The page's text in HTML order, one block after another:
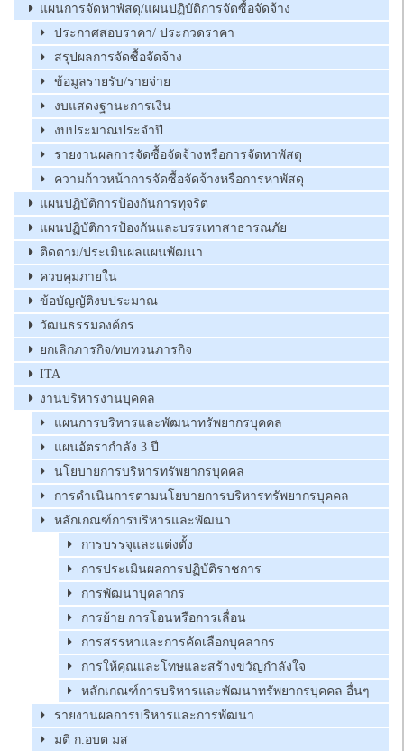
แผนการจัดหาพัสดุ/แผนปฏิบัติการจัดซื้อจัดจ้าง
ประกาศสอบราคา/ ประกวดราคา
สรุปผลการจัดซื้อจัดจ้าง
ข้อมูลรายรับ/รายจ่าย
งบแสดงฐานะการเงิน
งบประมาณประจำปี
รายงานผลการจัดซื้อจัดจ้างหรือการจัดหาพัสดุ
ความก้าวหน้าการจัดซื้อจัดจ้างหรือการหาพัสดุ
แผนปฏิบัติการป้องกันการทุจริต
แผนปฏิบัติการป้องกันและบรรเทาสาธารณภัย
ติดตาม/ประเมินผลแผนพัฒนา
ควบคุมภายใน
ข้อบัญญัติงบประมาณ
วัฒนธรรมองค์กร
ยกเลิกภารกิจ/ทบทวนภารกิจ
ITA
งานบริหารงานบุคคล
แผนการบริหารและพัฒนาทรัพยากรบุคคล
แผนอัตรากำลัง 3 ปี
นโยบายการบริหารทรัพยากรบุคคล
การดำเนินการตามนโยบายการบริหารทรัพยากรบุคคล
หลักเกณฑ์การบริหารและพัฒนา
การบรรจุและแต่งตั้ง
การประเมินผลการปฏิบัติราชการ
การพัฒนาบุคลากร
การย้าย การโอนหรือการเลื่อน
การสรรหาและการคัดเลือกบุคลากร
การให้คุณและโทษและสร้างขวัญกำลังใจ
หลักเกณฑ์การบริหารและพัฒนาทรัพยากรบุคคล อื่นๆ
รายงานผลการบริหารและการพัฒนา
มติ ก.อบต มส